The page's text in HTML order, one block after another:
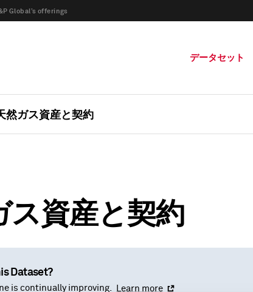
Global’s offerings
データセット
然ガス資産と契約
ス資産と契約
Dataset?
is continually improving. Learn more